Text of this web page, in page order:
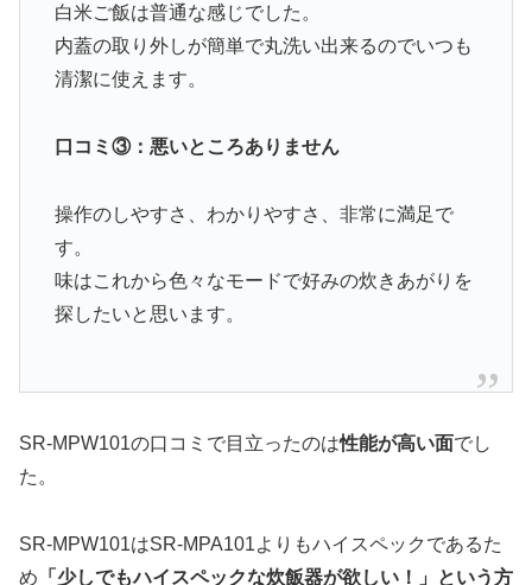
白米ご飯は普通な感じでした。
内蓋の取り外しが簡単で丸洗い出来るのでいつも
清潔に使えます。
口コミ③：悪いところありません
操作のしやすさ、わかりやすさ、非常に満足で
す。
味はこれから色々なモードで好みの炊きあがりを
探したいと思います。
SR-MPW101の口コミで目立ったのは性能が高い面でし
た。
SR-MPW101はSR-MPA101よりもハイスペックであるた
め 「少しでもハイスペックな炊飯器が欲しい！」という方